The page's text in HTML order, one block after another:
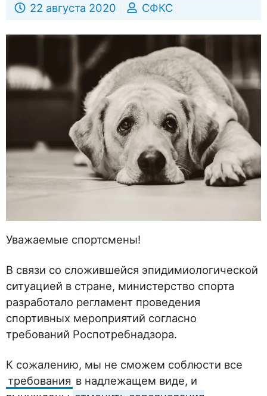
22 августа 2020 СФКС
Уважаемые спортсмены!
В связи со сложившейся эпидимиологической
ситуацией в стране, министерство спорта
разработало регламент проведения
спортивных мероприятий согласно
требований Роспотребнадзора.
К сожалению, мы не сможем соблюсти все
требования в надлежащем виде, и